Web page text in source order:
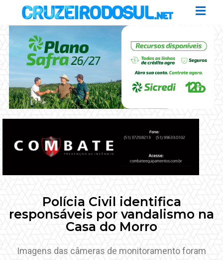
Polícia Civil identifica
responsáveis por vandalismo na
Casa do Morro
Imagens das câmeras de monitoramento foram